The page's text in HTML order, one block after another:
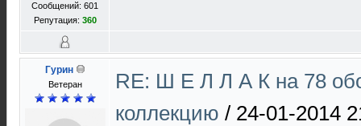
Сообщений: 601
Репутация: 360
Гурин
Ветеран
RE: Ш Е Л Л А К на 78
коллекцию / 24-01-2014